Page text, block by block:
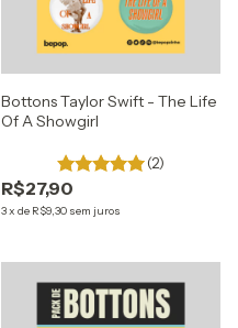
Bottons Taylor Swift - The Life
Of A Showgirl
(2)
R$27,90
3x de R$9,30 sem juros